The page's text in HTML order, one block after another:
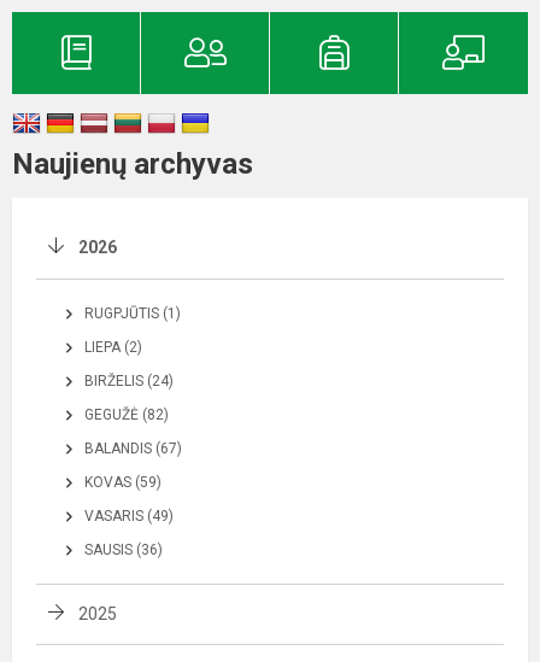
Naujienų archyvas
2026
RUGPJŪTIS (1)
LIEPA (2)
BIRŽELIS (24)
GEGUŽĖ (82)
BALANDIS (67)
KOVAS (59)
VASARIS (49)
SAUSIS (36)
2025